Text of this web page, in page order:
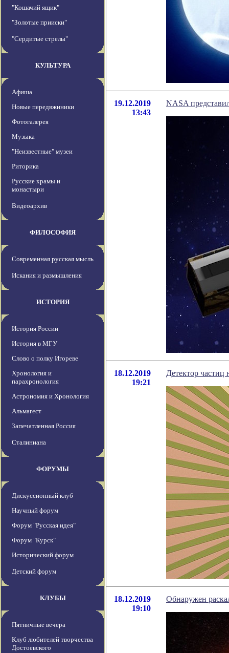
"Кошачий ящик"
"Золотые прииски"
"Сердитые стрелы"
КУЛЬТУРА
Афиша
Новые передвжиники
Фотогалерея
Музыка
"Неизвестные" музеи
Риторика
Русские храмы и
монастыри
Видеоархив
ФИЛОСОФИЯ
Современная русская мысль
Искания и размышления
ИСТОРИЯ
История России
История в МГУ
Слово о полку Игореве
Хронология и
парахронология
Астрономия и Хронология
Альмагест
Запечатленная Россия
Сталиниана
ФОРУМЫ
Дискуссионный клуб
Научный форум
Форум "Русская идея"
Форум "Курск"
Исторический форум
Детский форум
КЛУБЫ
Пятничные вечера
Клуб любителей творчества
Достоевского
19.12.2019
13:43
NASA
18.12.2019
19:21
Детектор частиц
18.12.2019
19:10
Обнаружен